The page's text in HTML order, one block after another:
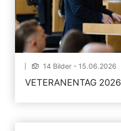
14 Bilder - 15.06.2026
VETERANENTAG 2026